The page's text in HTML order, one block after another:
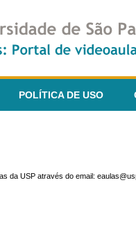
POLÍTICA DE USO
da USP através do email: